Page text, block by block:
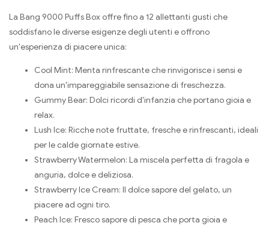
La Bang 9000 Puffs Box offre fino a 12 allettanti gusti che
soddisfano le diverse esigenze degli utenti e offrono
un'esperienza di piacere unica:
Cool Mint: Menta rinfrescante che rinvigorisce i sensi e
dona un'impareggiabile sensazione di freschezza.
Gummy Bear: Dolci ricordi d'infanzia che portano gioia e
relax.
Lush Ice: Ricche note fruttate, fresche e rinfrescanti, ideali
per le calde giornate estive.
Strawberry Watermelon: La miscela perfetta di fragola e
anguria, dolce e deliziosa.
Strawberry Ice Cream: Il dolce sapore del gelato, un
piacere ad ogni tiro.
Peach Ice: Fresco sapore di pesca che porta gioia e